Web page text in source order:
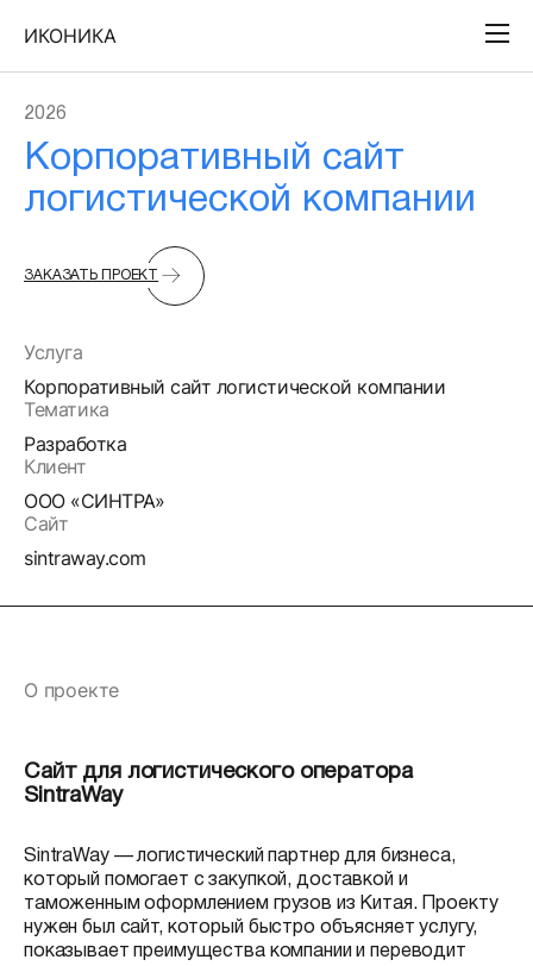
ИКОНИКА
2026
Корпоративный сайт
логистической компании
ЗАКАЗАТЬ ПРОЕКТ
Услуга
Корпоративный сайт логистической компании
Тематика
Разработка
Клиент
ООО «СИНТРА»
Сайт
sintraway.com
О проекте
Сайт для логистического оператора
SintraWay
SintraWay — логистический партнер для бизнеса,
который помогает с закупкой, доставкой и
таможенным оформлением грузов из Китая. Проекту
нужен был сайт, который быстро объясняет услугу,
показывает преимущества компании и переводит